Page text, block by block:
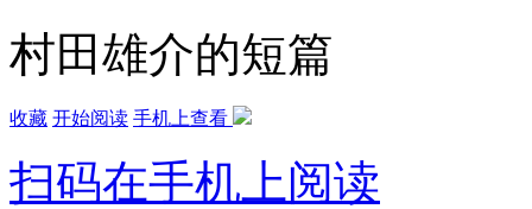
村田雄介的短篇
收藏 开始阅读 手机上查看
扫码在手机上阅读